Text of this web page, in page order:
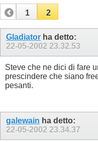
1 2
Gladiator ha detto:
22-05-2002 23.32.53
Steve che ne dici di fare
prescindere che siano
pesanti.
galewain ha detto:
22-05-2002 23.34.37